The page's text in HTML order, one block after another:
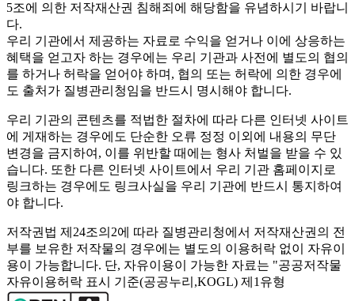
5조에 의한 저작재산권 침해죄에 해당함을 유념하시기 바랍니
다.
우리 기관에서 제공하는 자료로 수익을 얻거나 이에 상응하는
혜택을 얻고자 하는 경우에는 우리 기관과 사전에 별도의 협의
를 하거나 허락을 얻어야 하며, 협의 또는 허락에 의한 경우에
도 출처가 질병관리청임을 반드시 명시해야 합니다.
우리 기관의 콘텐츠를 적법한 절차에 따라 다른 인터넷 사이트
에 게재하는 경우에도 단순한 오류 정정 이외에 내용의 무단
변경을 금지하여, 이를 위반할 때에는 형사 처벌을 받을 수 있
습니다. 또한 다른 인터넷 사이트에서 우리 기관 홈페이지로
링크하는 경우에도 링크사실을 우리 기관에 반드시 통지하여
야 합니다.
저작권법 제24조의2에 따라 질병관리청에서 저작재산권의 전
부를 보유한 저작물의 경우에는 별도의 이용허락 없이 자유이
용이 가능합니다. 단, 자유이용이 가능한 자료는 "공공저작물
자유이용허락 표시 기준(공공누리,KOGL) 제1유형